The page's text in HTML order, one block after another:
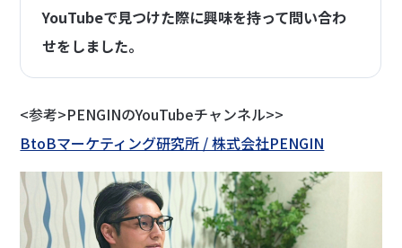
YouTubeで見つけた際に興味を持って問い合わ
せをしました。
<参考>PENGINのYouTubeチャンネル>>
BtoBマーケティング研究所 / 株式会社PENGIN